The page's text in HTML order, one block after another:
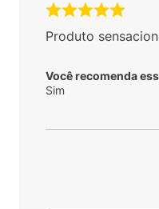
Produto
Você recomenda
Sim